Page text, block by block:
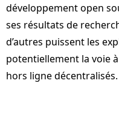
développement open
ses résultats de
d’autres puissent les
potentiellement la voie
hors ligne décentralisés.